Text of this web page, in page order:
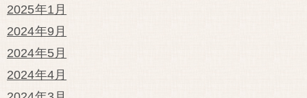
2025年1月
2024年9月
2024年5月
2024年4月